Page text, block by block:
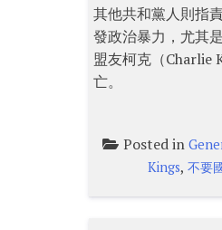
其他共和黨人則指
發政治暴力，尤其
盟友柯克（Charlie
亡。
Posted in
Kings,不要